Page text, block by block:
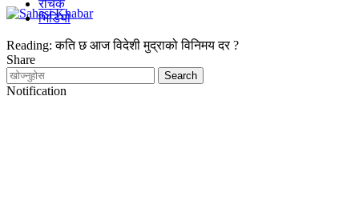
रोचक
भिडियो
Reading: कति छ आज विदेशी मुद्राको विनिमय दर ?
Share
Notification